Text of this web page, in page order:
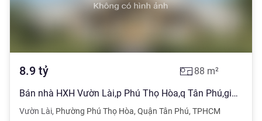
8.9 tỷ 88 m²
Bán nhà HXH Vườn Lài,p Phú Thọ Hòa,q Tân Phú,giá 8.9 tỷ
Vườn Lài, Phường Phú Thọ Hòa, Quận Tân Phú, TPHCM